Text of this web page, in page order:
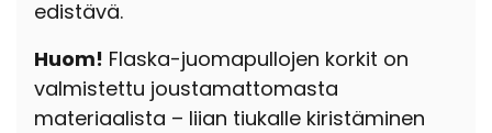
edistävä.
Huom! Flaska-juomapullojen korkit on
valmistettu joustamattomasta
materiaalista – liian tiukalle kiristäminen